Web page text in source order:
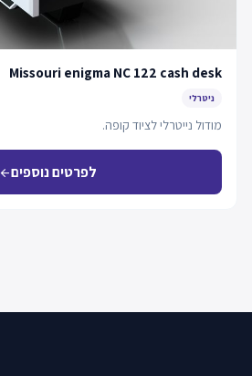
Missouri enigma NC 122 cash desk
ניטרלי
מודול נייטרלי לציוד קופה.
לפרטים נוספיםarrow_back